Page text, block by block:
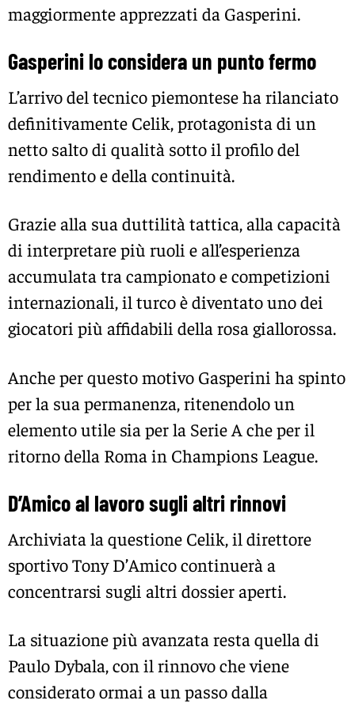
maggiormente apprezzati da Gasperini.
Gasperini lo considera un punto fermo
L’arrivo del tecnico piemontese ha rilanciato
definitivamente Celik, protagonista di un
netto salto di qualità sotto il profilo del
rendimento e della continuità.
Grazie alla sua duttilità tattica, alla capacità
di interpretare più ruoli e all’esperienza
accumulata tra campionato e competizioni
internazionali, il turco è diventato uno dei
giocatori più affidabili della rosa giallorossa.
Anche per questo motivo Gasperini ha spinto
per la sua permanenza, ritenendolo un
elemento utile sia per la Serie A che per il
ritorno della Roma in Champions League.
D’Amico al lavoro sugli altri rinnovi
Archiviata la questione Celik, il direttore
sportivo Tony D’Amico continuerà a
concentrarsi sugli altri dossier aperti.
La situazione più avanzata resta quella di
Paulo Dybala, con il rinnovo che viene
considerato ormai a un passo dalla